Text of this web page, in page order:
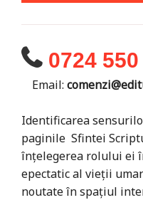
0724
Email:
Identificarea
paginile Sfintei
înțelegerea rolului ei
epectatic al vieții
noutate în spațiul